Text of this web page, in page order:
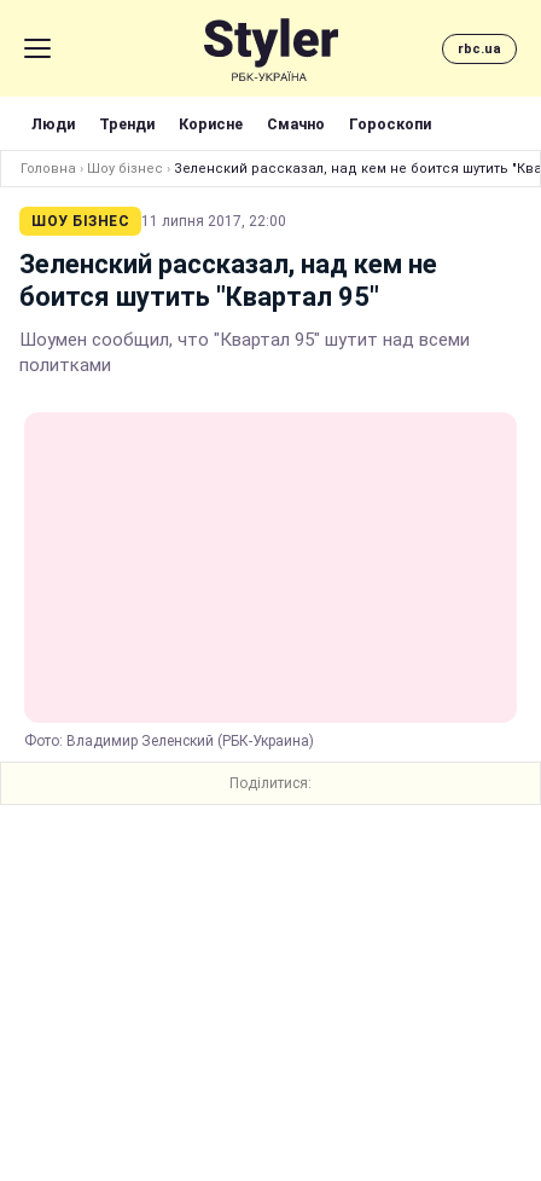
rbc.ua
Люди Тренди Корисне Смачно Гороскопи
Головна › Шоу бізнес › Зеленский рассказал, над кем не боится шутить
ШОУ БІЗНЕС 11 липня 2017, 22:00
Зеленский рассказал, над кем не
боится шутить "Квартал 95"
Шоумен сообщил, что "Квартал 95" шутит над всеми
политками
Фото: Владимир Зеленский (РБК-Украина)
Поділитися: